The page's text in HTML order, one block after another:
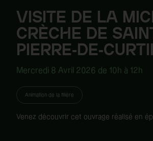
VISITE DE LA
CRÈCHE DE
PIERRE-DE-
Mercredi 8 Avril 2026 de 10h à 12h
Animation de la filière
Venez découvrir cet ouvrage réalisé en